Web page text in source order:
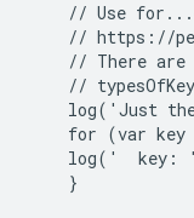
// Use
// https://
// There are
//
log('Just
for (var key
log('  key:
    }